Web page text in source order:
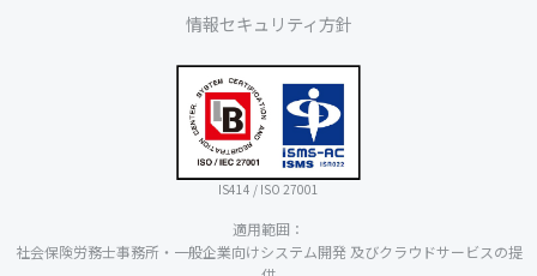
情報セキュリティ方針
IS414 / ISO 27001
適用範囲：
社会保険労務士事務所・一般企業向けシステム開発 及びクラウドサービスの提